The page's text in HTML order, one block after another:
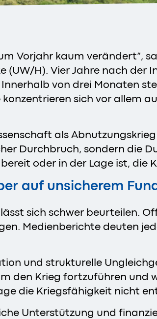
Vorjahr kaum verändert“,
H). Vier Jahre nach der
von drei Monaten
sich vor allem
als
Durchbruch, sondern die
oder in der Lage ist, die
auf unsicherem
sich schwer beurteilen.
Medienberichte deuten
und strukturelle
den Krieg fortzuführen und
die Kriegsfähigkeit nicht
Unterstützung und